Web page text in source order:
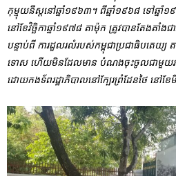
កុម្មុយនីស្តនៅឆ្នាំ១៩៦៣។ ពីឆ្នាំ១៩៦៨ ទៅឆ្នាំ
នៅខែវិច្ឆិកាឆ្នាំ១៩៧៨ តាម៉ុក ត្រូវបានតែងតាំង
បន្ទាប់ពី ការដួលរលំរបស់កម្ពុជាប្រជាធិបតេយ្
ទោស ហើយមិនដែលមាន បំណងចុះចូលជាមួយរដ្ឋ
ដោយកងទ័ពរដ្ឋាភិបាលនៅក្បែរព្រំដែនថៃ នៅខែ